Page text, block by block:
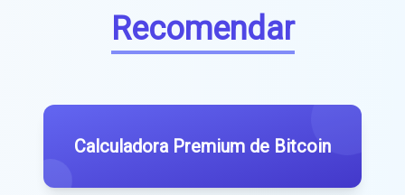
Recomendar
Calculadora Premium de Bitcoin